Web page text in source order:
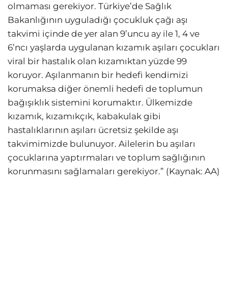
olmaması gerekiyor. Türkiye’de Sağlık
Bakanlığının uyguladığı çocukluk çağı aşı
takvimi içinde de yer alan 9’uncu ay ile 1, 4 ve
6’ncı yaşlarda uygulanan kızamık aşıları çocukları
viral bir hastalık olan kızamıktan yüzde 99
koruyor. Aşılanmanın bir hedefi kendimizi
korumaksa diğer önemli hedefi de toplumun
bağışıklık sistemini korumaktır. Ülkemizde
kızamık, kızamıkçık, kabakulak gibi
hastalıklarının aşıları ücretsiz şekilde aşı
takvimimizde bulunuyor. Ailelerin bu aşıları
çocuklarına yaptırmaları ve toplum sağlığının
korunmasını sağlamaları gerekiyor.” (Kaynak: AA)